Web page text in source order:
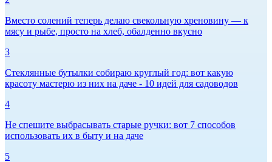
Вместо солений теперь делаю свекольную хреновину — к
мясу и рыбе, просто на хлеб, обалденно вкусно
3
Стеклянные бутылки собираю круглый год: вот какую
красоту мастерю из них на даче - 10 идей для садоводов
4
Не спешите выбрасывать старые ручки: вот 7 способов
использовать их в быту и на даче
5